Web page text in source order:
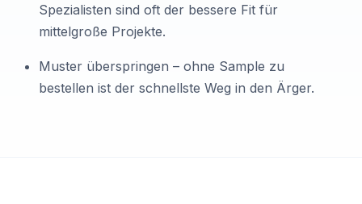
Spezialisten sind oft der bessere Fit für
mittelgroße Projekte.
Muster überspringen – ohne Sample zu
bestellen ist der schnellste Weg in den Ärger.